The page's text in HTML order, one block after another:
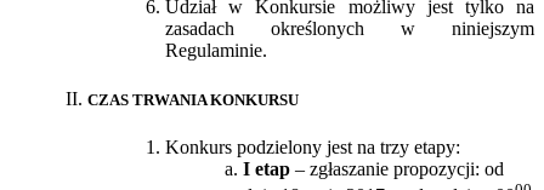
Udział w Konkursie możliwy jest tylko na
zasadach określonych w niniejszym
Regulaminie.
CZAS TRWANIA KONKURSU
Konkurs podzielony jest na trzy etapy:
I etap – zgłaszanie propozycji: od